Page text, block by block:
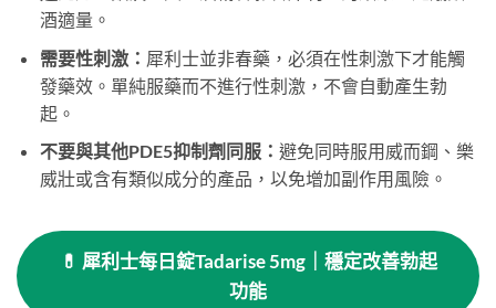
酒適量。
需要性刺激： 犀利士並非春藥，必須在性刺激下才能觸
發藥效。單純服藥而不進行性刺激，不會自動產生勃
起。
不要與其他PDE5抑制劑同服： 避免同時服用威而鋼、樂
威壯或含有類似成分的產品，以免增加副作用風險。
💊 犀利士每日錠Tadarise 5mg｜穩定改善勃起
功能